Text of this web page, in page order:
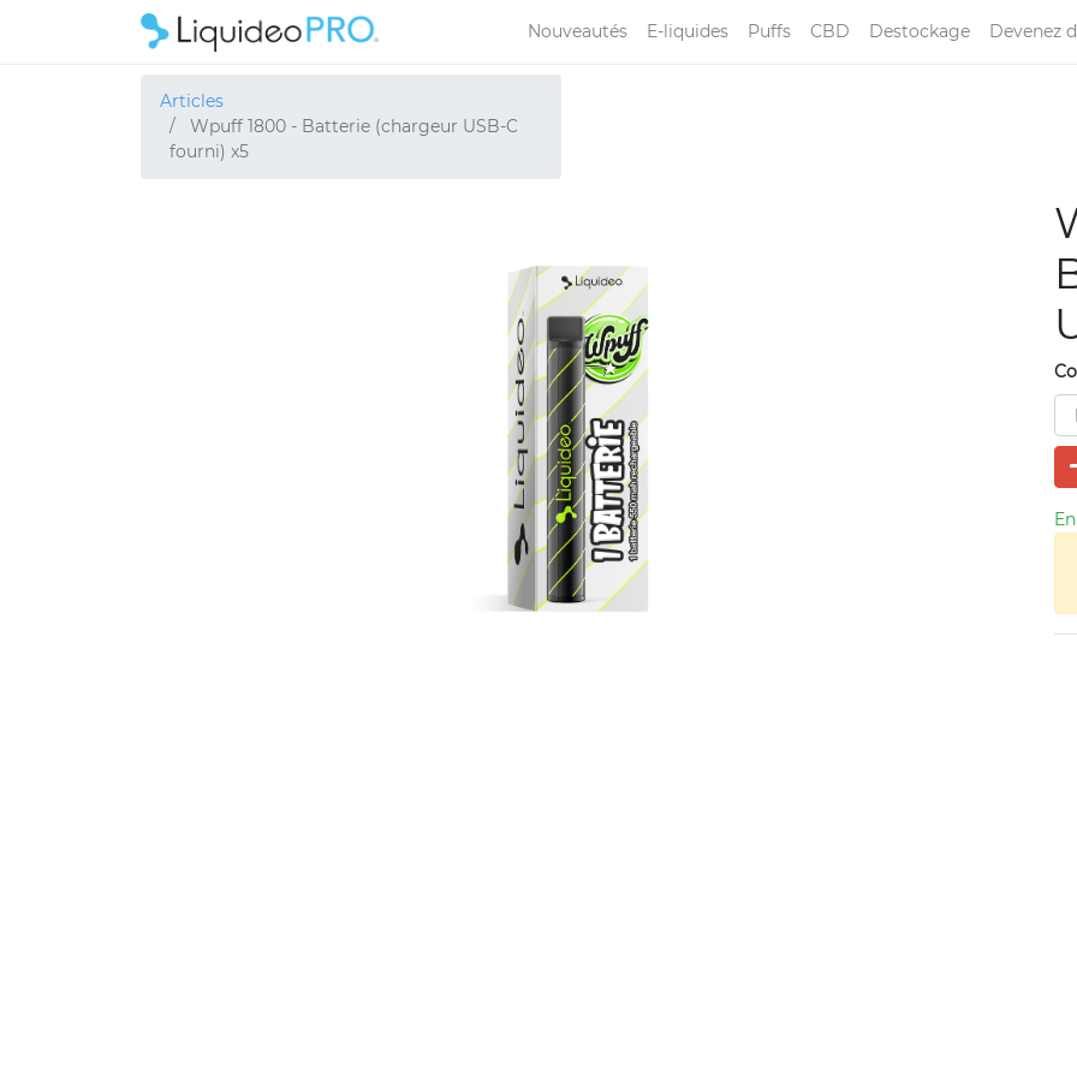
Nouveautés E-liquides Puffs CBD Destockage Devenez
Articles
Wpuff 1800 - Batterie (chargeur USB-C
fourni) x5